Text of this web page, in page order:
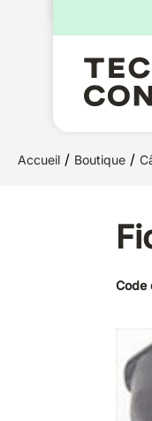
Accueil / Boutique /
Code